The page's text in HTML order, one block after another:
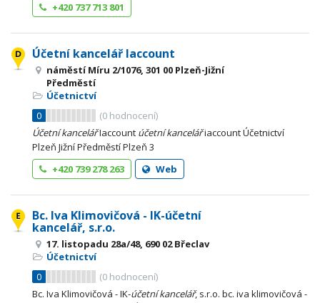
+420 737 713 801
Účetní kancelář Iaccount
náměstí Míru 2/1076, 301 00 Plzeň-Jižní
Předměstí
Účetnictví
0
(0 hodnocení)
Účetní kancelářIaccount účetní kancelářiaccount Účetnictví
Plzeň Jižní Předměstí Plzeň 3
+420 739 278 263
Web
Bc. Iva Klimovičová - IK-účetní
kancelář, s.r.o.
17. listopadu 28a/48, 690 02 Břeclav
Účetnictví
0
(0 hodnocení)
Bc. Iva Klimovičová - IK-účetní kancelář, s.r.o. bc. iva klimovičová -